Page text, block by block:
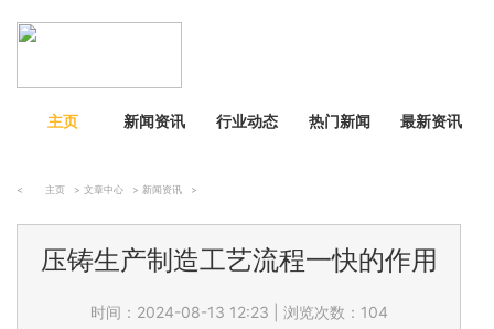
主页 新闻资讯 行业动态 热门新闻 最新资讯
< 主页 > 文章中心 > 新闻资讯 >
压铸生产制造工艺流程一快的作用
时间：2024-08-13 12:23 浏览次数：104